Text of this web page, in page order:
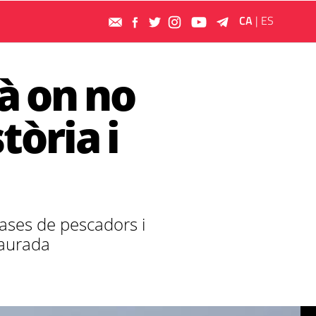
CA | ES
on no
i
de pescadors i